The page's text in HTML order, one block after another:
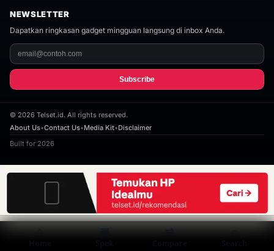
NEWSLETTER
Dapatkan ringkasan gadget mingguan langsung di inbox Anda.
Subscribe
© 2026 Telset.id. All rights reserved.
About Us•Contact Us•Media Kit•Disclaimer
Built for 2026
⌂ ▦ ⇄ ⌕